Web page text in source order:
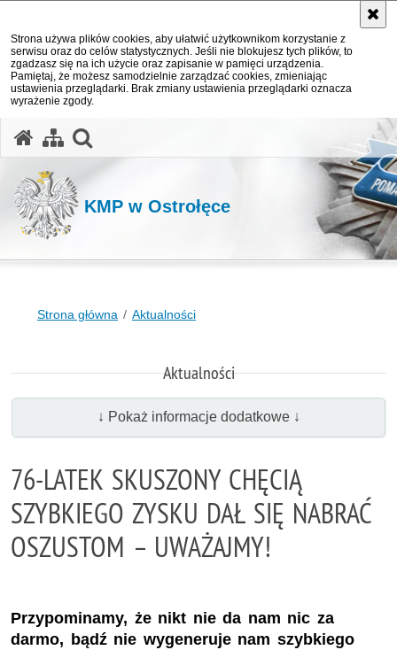
Strona używa plików cookies, aby ułatwić użytkownikom korzystanie z
serwisu oraz do celów statystycznych. Jeśli nie blokujesz tych plików, to
zgadzasz się na ich użycie oraz zapisanie w pamięci urządzenia.
Pamiętaj, że możesz samodzielnie zarządzać cookies, zmieniając
ustawienia przeglądarki. Brak zmiany ustawienia przeglądarki oznacza
wyrażenie zgody.
KMP w Ostrołęce
Strona główna Aktualności
Aktualności
↓ Pokaż informacje dodatkowe ↓
76-LATEK SKUSZONY CHĘCIĄ
SZYBKIEGO ZYSKU DAŁ SIĘ NABRAĆ
OSZUSTOM – UWAŻAJMY!
Przypominamy, że nikt nie da nam nic za
darmo, bądź nie wygeneruje nam szybkiego